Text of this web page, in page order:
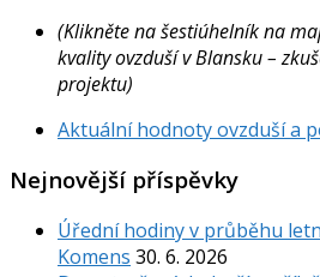
(Klikněte na šestiúhelník na
kvality ovzduší v Blansku –
projektu)
Aktuální hodnoty ovzduší a
Nejnovější příspěvky
Úřední hodiny v průběhu
Komens 30. 6. 2026